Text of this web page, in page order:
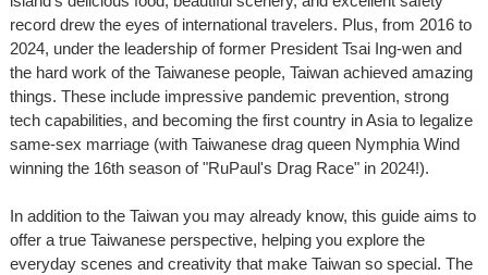
record drew the eyes of international travelers. Plus, from 2016 to
2024, under the leadership of former President Tsai Ing-wen and
the hard work of the Taiwanese people, Taiwan achieved amazing
things. These include impressive pandemic prevention, strong
tech capabilities, and becoming the first country in Asia to legalize
same-sex marriage (with Taiwanese drag queen Nymphia Wind
winning the 16th season of "RuPaul's Drag Race" in 2024!).
In addition to the Taiwan you may already know, this guide aims to
offer a true Taiwanese perspective, helping you explore the
everyday scenes and creativity that make Taiwan so special. The